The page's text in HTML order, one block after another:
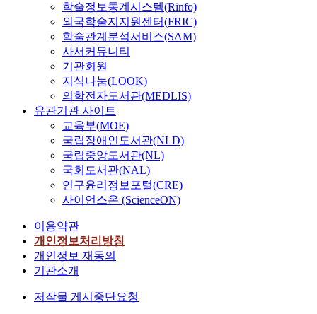
학술정보통계시스템(Rinfo)
외국학술지지원센터(FRIC)
학술관계분석서비스(SAM)
사서커뮤니티
기관회원
지식나눔(LOOK)
의학전자도서관(MEDLIS)
유관기관 사이트
교육부(MOE)
국립장애인도서관(NLD)
국립중앙도서관(NL)
국회도서관(NAL)
연구윤리정보포털(CRE)
사이언스온 (ScienceON)
이용약관
개인정보처리방침
개인정보 재동의
기관소개
저작물 게시중단요청